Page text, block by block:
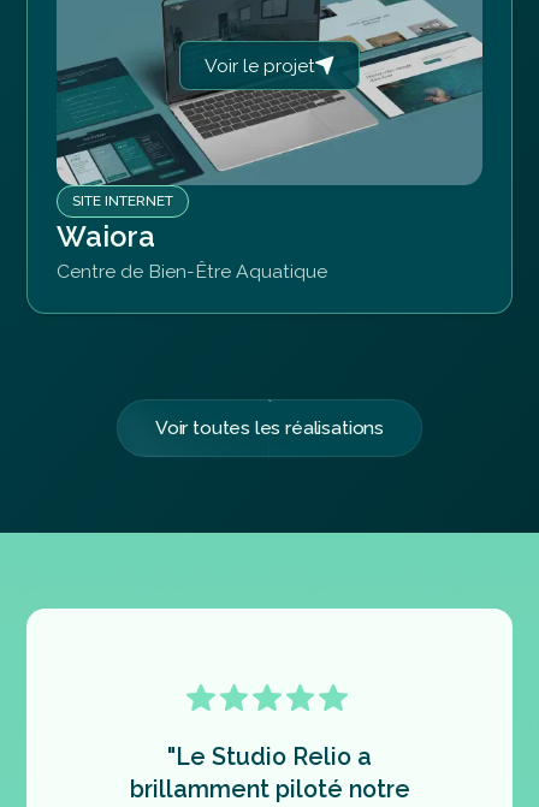
Voir le projet
SITE INTERNET
Waiora
Centre de Bien-Être Aquatique
Voir toutes les réalisations
"Le Studio Relio a
brillamment piloté notre